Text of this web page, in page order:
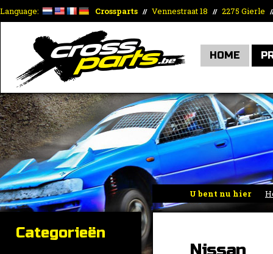
Language: Crossparts // Vennestraat 18 // 2275 Gierle
HOME
U bent nu hier
Categorieën